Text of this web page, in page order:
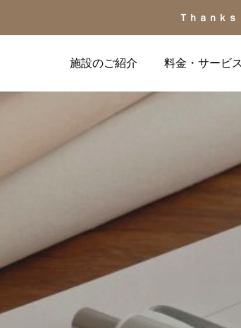
Ｔｈａｎｋ
施設のご紹介 料金・サービス
あの人気女優も実践！
「背中の筋肉」を鍛える
と顔のたるみが引き締ま
る科学的理由
2026.07.31
お客様の声（
ダイエット/生